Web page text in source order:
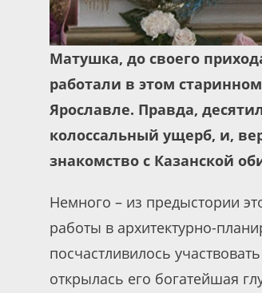
Матушка, до своего
работали в этом
Ярославле. Правда,
колоссальный ущерб, и,
знакомство с Казанской
Немного – из предыстории
работы в архитектурно-
посчастливилось
открылась его богатейшая